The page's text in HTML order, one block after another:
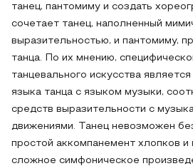
танец, пантомиму и создать
сочетает танец, наполненный
выразительностью, и пантомиму,
танца. По их мнению,
танцевального искусства
языка танца с языком музыки,
средств выразительности с
движениями. Танец невозможен
простой аккомпанемент хлопков и
сложное симфоническое